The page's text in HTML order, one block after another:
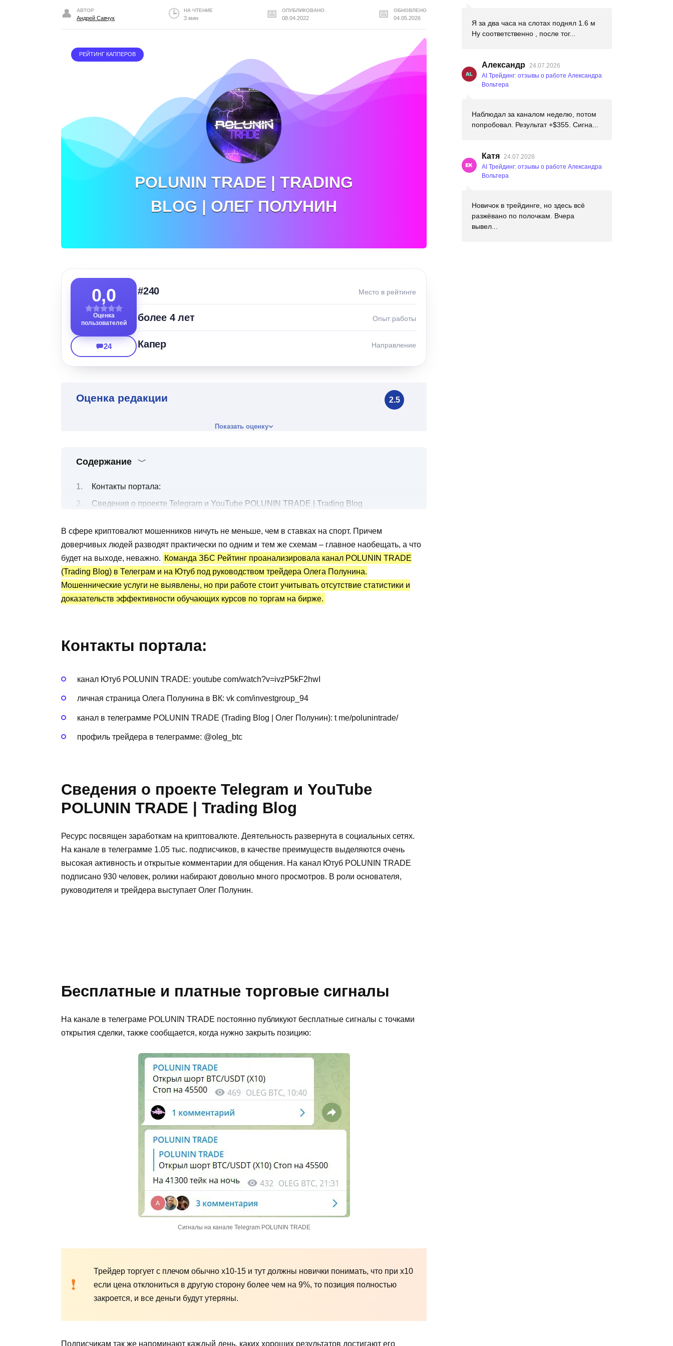
АВТОР
Андрей Савчук
НА ЧТЕНИЕ
3 мин
ОПУБЛИКОВАНО
08.04.2022
ОБНОВЛЕНО
04.05.2026
POLUNIN TRADE | TRADING
BLOG | ОЛЕГ ПОЛУНИН
РЕЙТИНГ КАППЕРОВ
0,0
Оценка
пользователей
24
#240 Место в рейтинге
более 4 лет Опыт работы
Капер Направление
Оценка редакции 2.5
Показать оценку
Содержание
Контакты портала:
Сведения о проекте Telegram и YouTube POLUNIN TRADE | Trading Blog
Канал Telegram POLUNIN TRADE (Олег Полунин): статистика и отзывы
Преимущества и недостатки
В сфере криптовалют мошенников ничуть не меньше, чем в ставках на спорт. Причем
доверчивых людей разводят практически по одним и тем же схемам – главное наобещать, а что
будет на выходе, неважно. Команда ЗБС Рейтинг проанализировала канал POLUNIN TRADE
(Trading Blog) в Телеграм и на Ютуб под руководством трейдера Олега Полунина.
Мошеннические услуги не выявлены, но при работе стоит учитывать отсутствие статистики и
доказательств эффективности обучающих курсов по торгам на бирже.
Контакты портала:
канал Ютуб POLUNIN TRADE: youtube com/watch?v=ivzP5kF2hwI
личная страница Олега Полунина в ВК: vk com/investgroup_94
канал в телеграмме POLUNIN TRADE (Trading Blog | Олег Полунин): t me/polunintrade/
профиль трейдера в телеграмме: @oleg_btc
Сведения о проекте Telegram и YouTube
POLUNIN TRADE | Trading Blog
Ресурс посвящен заработкам на криптовалюте. Деятельность развернута в социальных сетях.
На канале в телеграмме 1.05 тыс. подписчиков, в качестве преимуществ выделяются очень
высокая активность и открытые комментарии для общения. На канал Ютуб POLUNIN TRADE
подписано 930 человек, ролики набирают довольно много просмотров. В роли основателя,
руководителя и трейдера выступает Олег Полунин.
Бесплатные и платные торговые сигналы
На канале в телеграме POLUNIN TRADE постоянно публикуют бесплатные сигналы с точками
открытия сделки, также сообщается, когда нужно закрыть позицию:
Сигналы на канале Telegram POLUNIN TRADE
Трейдер торгует с плечом обычно х10-15 и тут должны новички понимать, что при х10
если цена отклониться в другую сторону более чем на 9%, то позиция полностью
закроется, и все деньги будут утеряны.
Подписчикам так же напоминают каждый день, каких хороших результатов достигают его
Я за два часа на слотах поднял 1.6 м
Ну соответственно , после тог...
Александр
24.07.2026
AI Трейдинг: отзывы о работе Александра
Вольтера
Наблюдал за каналом неделю, потом
попробовал. Результат +$355. Сигна...
Катя 24.07.2026
AI Трейдинг: отзывы о работе Александра
Вольтера
Новичок в трейдинге, но здесь всё
разжёвано по полочкам. Вчера
вывел...